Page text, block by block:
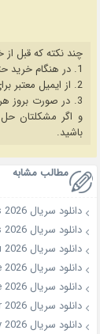
چند نکته که قبل از
1. در هنگام خرید حتما از آخرین نسخه مروگر فایرفاکس یا کروم استفاده کنید.
2. از ایمیل معتبر برای ثبت نام استفاده کنید.
3. در صورت بروز هرگونه مشکل در خرید، ابتدا
و اگر مشکلتان
باشید.
مطالب مشابه
دانلود سریال Love Has Fireworks 2026
دانلود سریال Night Tales 2026
دانلود سریال Love for You 2026
دانلود سریال The Eternal Fragrance 2026
دانلود سریال Love beyond the Grave 2026
دانلود سریال Reverse Love into a River 2026
دانلود سریال Summer Serendipity 2026